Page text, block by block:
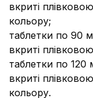
вкриті
кольору;
таблетки по 90
вкриті
таблетки по 120
вкриті
кольору.